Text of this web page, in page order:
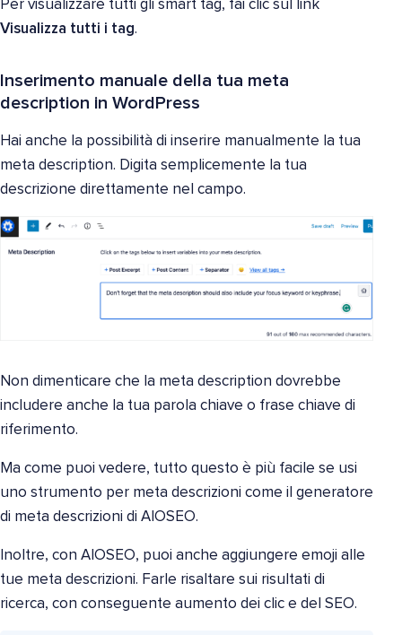
Per visualizzare tutti gli smart tag, fai clic sul link
Visualizza tutti i tag.
Inserimento manuale della tua meta
description in WordPress
Hai anche la possibilità di inserire manualmente la tua
meta description. Digita semplicemente la tua
descrizione direttamente nel campo.
Non dimenticare che la meta description dovrebbe
includere anche la tua parola chiave o frase chiave di
riferimento.
Ma come puoi vedere, tutto questo è più facile se usi
uno strumento per meta descrizioni come il generatore
di meta descrizioni di AIOSEO.
Inoltre, con AIOSEO, puoi anche aggiungere emoji alle
tue meta descrizioni. Farle risaltare sui risultati di
ricerca, con conseguente aumento dei clic e del SEO.